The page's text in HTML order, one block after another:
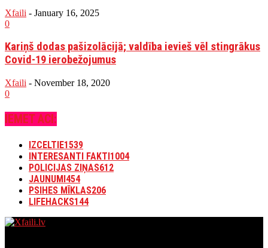
Xfaili - January 16, 2025
0
Kariņš dodas pašizolācijā; valdība ievieš vēl stingrākus
Covid-19 ierobežojumus
Xfaili - November 18, 2020
0
IEMET ACI:
IZCELTIE1539
INTERESANTI FAKTI1004
POLICIJAS ZIŅAS612
JAUNUMI454
PSIHES MĪKLAS206
LIFEHACKS144